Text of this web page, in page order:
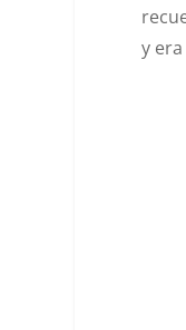
y